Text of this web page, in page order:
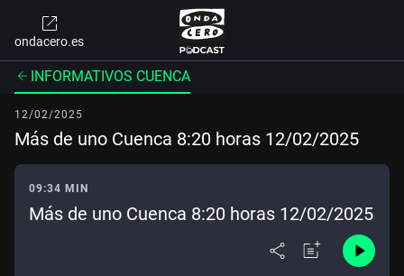
ondacero.es
INFORMATIVOS CUENCA
12/02/2025
Más de uno Cuenca 8:20 horas 12/02/2025
09:34 MIN
Más de uno Cuenca 8:20 horas 12/02/2025